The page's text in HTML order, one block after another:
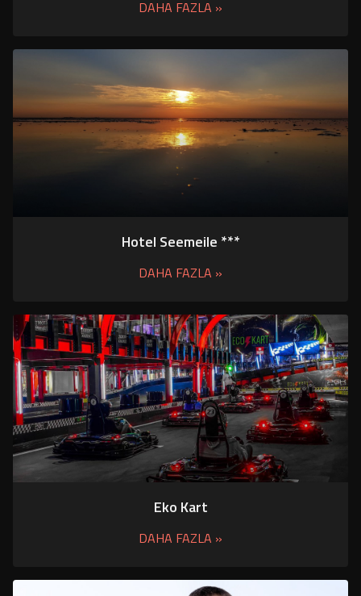
DAHA FAZLA »
Hotel Seemeile ***
DAHA FAZLA »
Eko Kart
DAHA FAZLA »